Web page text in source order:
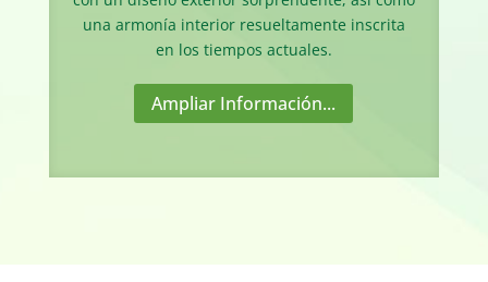
una armonía interior resueltamente inscrita
en los tiempos actuales.
Ampliar Información...